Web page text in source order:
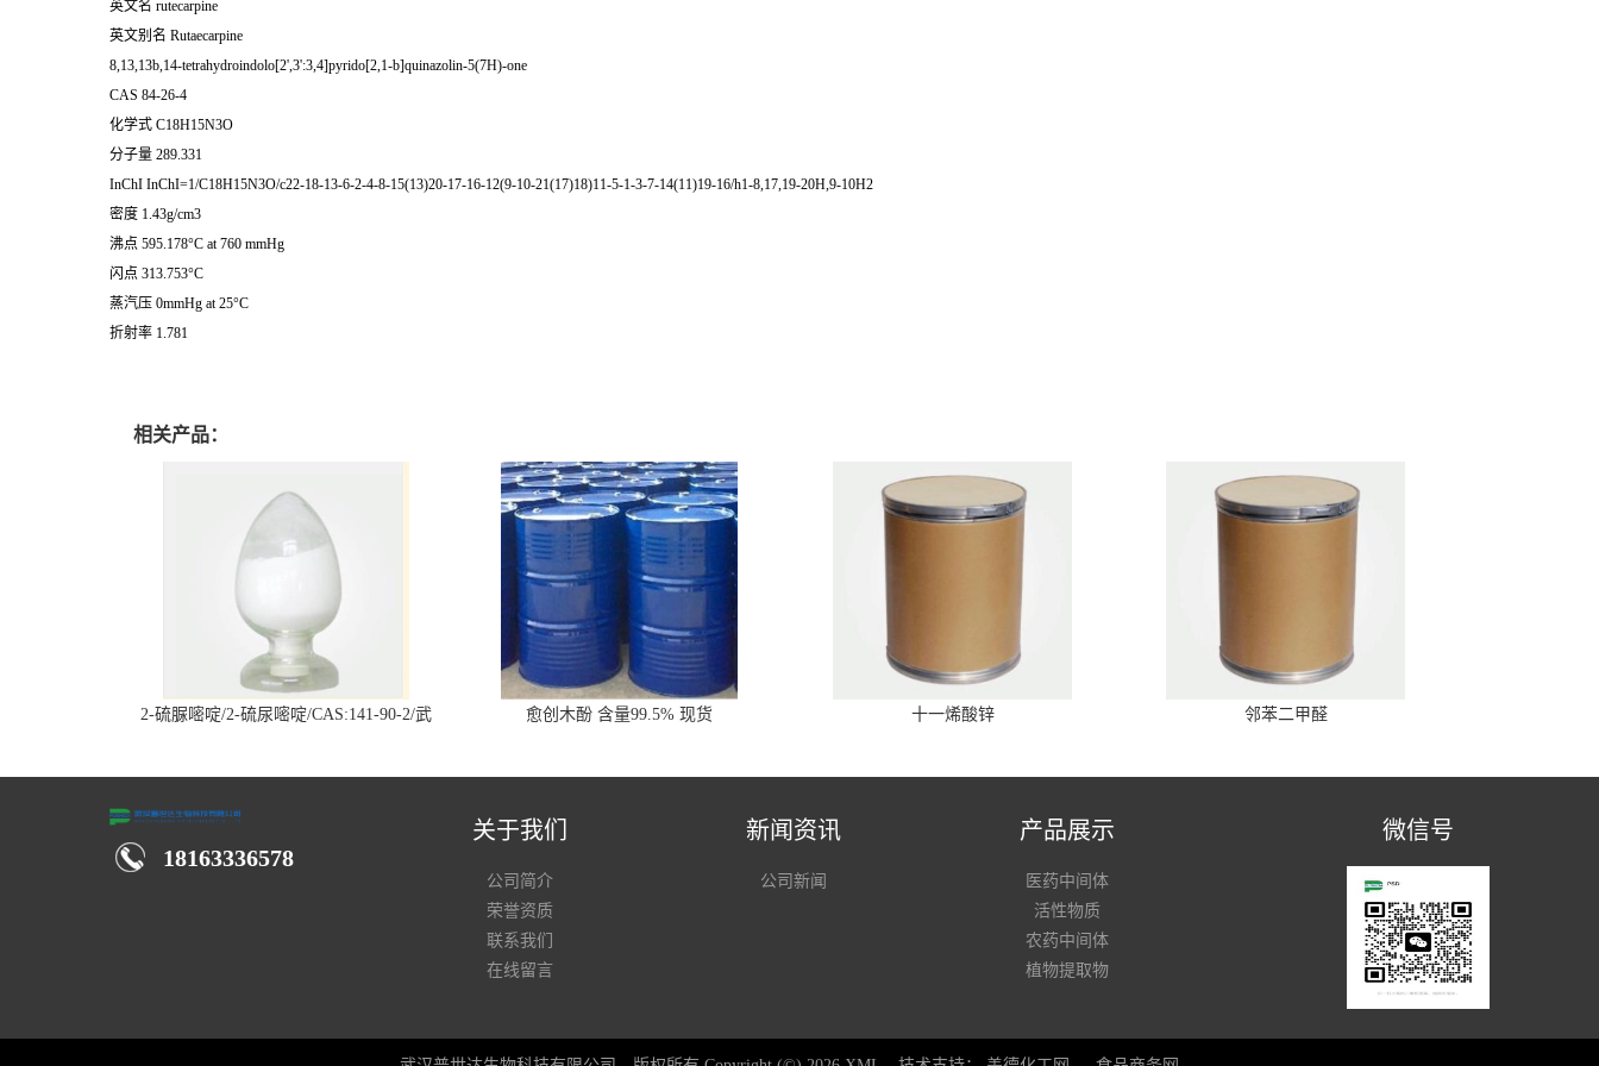
英文名 rutecarpine
英文别名 Rutaecarpine
8,13,13b,14-tetrahydroindolo[2',3':3,4]pyrido[2,1-b]quinazolin-5(7H)-one
CAS 84-26-4
化学式 C18H15N3O
分子量 289.331
InChI InChI=1/C18H15N3O/c22-18-13-6-2-4-8-15(13)20-17-16-12(9-10-21(17)18)11-5-1-3-7-14(11)19-16/h1-8,17,19-20H,9-10H2
密度 1.43g/cm3
沸点 595.178°C at 760 mmHg
闪点 313.753°C
蒸汽压 0mmHg at 25°C
折射率 1.781
相关产品：
2-硫脲嘧啶/2-硫尿嘧啶/CAS:141-90-2/武
愈创木酚 含量99.5% 现货 十一烯酸锌 邻苯二甲醛
18163336578
关于我们
公司简介
荣誉资质
联系我们
在线留言
新闻资讯
公司新闻
产品展示
医药中间体
活性物质
农药中间体
植物提取物
微信号